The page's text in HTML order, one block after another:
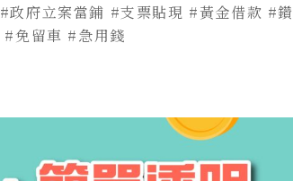
#政府立案當鋪 #支票貼現 #黃金借款 #鑽
#免留車 #急用錢